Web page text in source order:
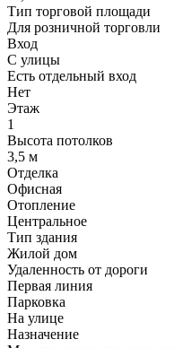
Тип торговой площади
Для розничной торговли
Вход
С улицы
Есть отдельный вход
Нет
Этаж
1
Высота потолков
3,5 м
Отделка
Офисная
Отопление
Центральное
Тип здания
Жилой дом
Удаленность от дороги
Первая линия
Парковка
На улице
Назначение